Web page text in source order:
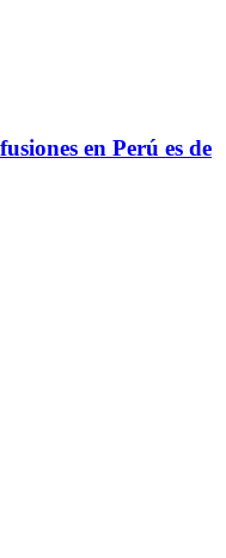
en Perú es de